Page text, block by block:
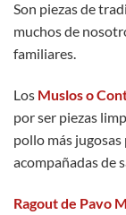
Son piezas de
muchos de
familiares.
Los Muslos o
por ser piezas
pollo más
acompañadas de
Ragout de Pavo